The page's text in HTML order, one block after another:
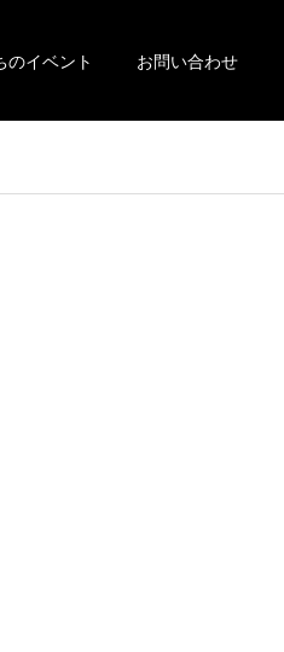
のイベント お問い合わせ